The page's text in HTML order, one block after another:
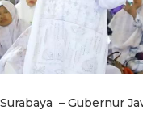
– Gubernur